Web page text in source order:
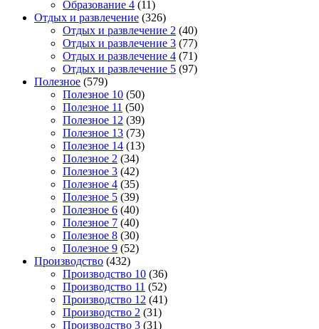
Образование 4 (11)
Отдых и развлечение (326)
Отдых и развлечение 2 (40)
Отдых и развлечение 3 (77)
Отдых и развлечение 4 (71)
Отдых и развлечение 5 (97)
Полезное (579)
Полезное 10 (50)
Полезное 11 (50)
Полезное 12 (39)
Полезное 13 (73)
Полезное 14 (13)
Полезное 2 (34)
Полезное 3 (42)
Полезное 4 (35)
Полезное 5 (39)
Полезное 6 (40)
Полезное 7 (40)
Полезное 8 (30)
Полезное 9 (52)
Производство (432)
Производство 10 (36)
Производство 11 (52)
Производство 12 (41)
Производство 2 (31)
Производство 3 (31)